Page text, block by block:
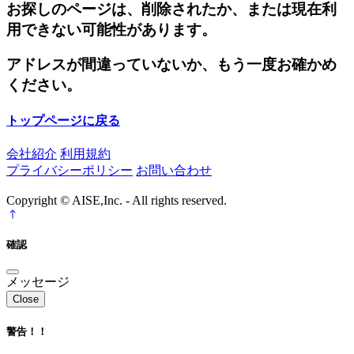
お探しのページは、削除されたか、または現在利
用できない可能性があります。
アドレスが間違っていないか、もう一度お確かめ
ください。
トップページに戻る
会社紹介 利用規約
プライバシーポリシー お問い合わせ
Copyright © AISE,Inc. - All rights reserved.
確認
メッセージ
Close
警告！！